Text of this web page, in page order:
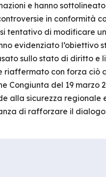
e hanno
in conformità
tentativo di modificare
evidenziato
sullo stato di diritto
con forza ciò
Congiunta del 19 marzo
alla sicurezza
di rafforzare il